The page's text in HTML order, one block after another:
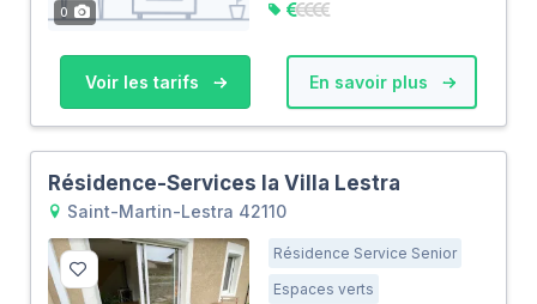
0
Voir les tarifs En savoir plus
Résidence-Services la Villa Lestra
Saint-Martin-Lestra 42110
Résidence Service Senior
Espaces verts